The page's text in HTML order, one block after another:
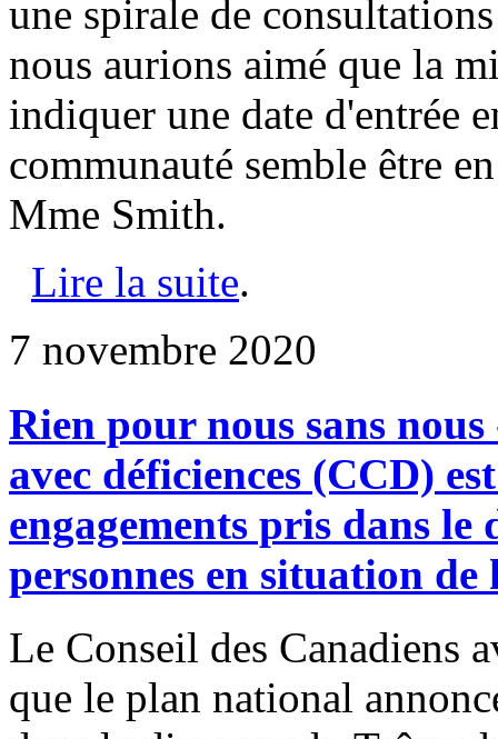
une spirale de
nous aurions aimé que la
indiquer une date d'entrée
communauté semble être
Mme Smith.
Lire la suite.
7 novembre 2020
Rien pour nous sans
avec déficiences (CCD)
engagements pris dans
personnes en situation de
Le Conseil des Canadiens
que le plan national